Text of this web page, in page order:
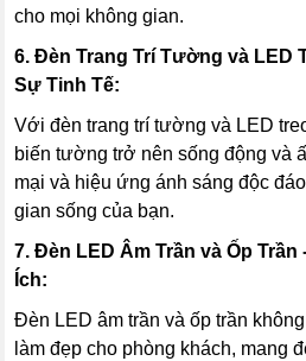
cho mọi không gian.
6. Đèn Trang Trí Tường và LED
Sự Tinh Tế:
Với đèn trang trí tường và LED
biến tường trở nên sống động và
mại và hiệu ứng ánh sáng độc
gian sống của bạn.
7. Đèn LED Âm Trần và Ốp
Ích:
Đèn LED âm trần và ốp trần
làm đẹp cho phòng khách, mang